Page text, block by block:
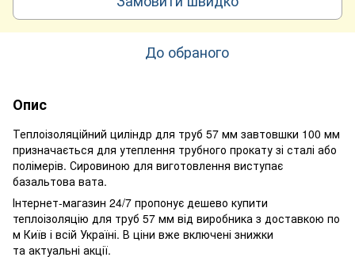
До обраного
Опис
Теплоізоляційний циліндр для труб 57 мм завтовшки 100 мм
призначається для утеплення трубного прокату зі сталі або
полімерів. Сировиною для виготовлення виступає
базальтова вата.
Інтернет-магазин 24/7 пропонує дешево купити
теплоізоляцію для труб 57 мм від виробника з доставкою по
м Київ і всій Україні. В ціни вже включені знижки
та актуальні акції.